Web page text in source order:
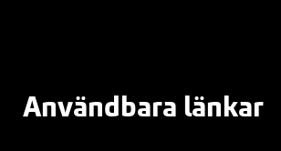
Användbara länkar